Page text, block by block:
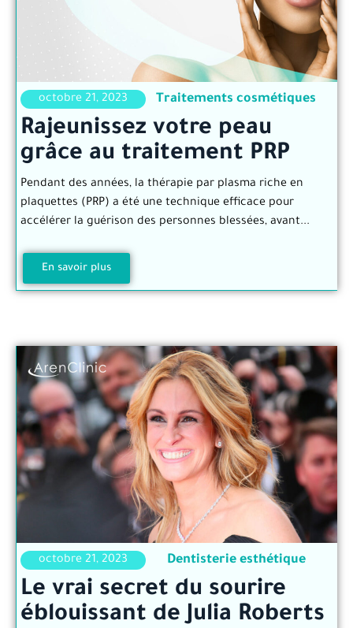
octobre 21, 2023 Traitements cosmétiques
Rajeunissez votre peau
grâce au traitement PRP
Pendant des années, la thérapie par plasma riche en
plaquettes (PRP) a été une technique efficace pour
accélérer la guérison des personnes blessées, avant...
En savoir plus
octobre 21, 2023 Dentisterie esthétique
Le vrai secret du sourire
éblouissant de Julia Roberts